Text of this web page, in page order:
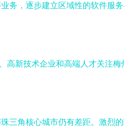
务，逐步建立区域性的软件服务
新技术企业和高端人才关注
角核心城市仍有差距。激烈